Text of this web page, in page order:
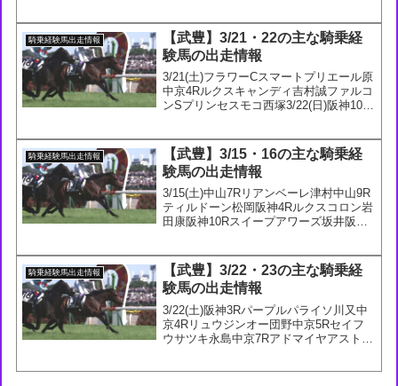
佑東京12Rラパンチュールルメー...
騎乗経験馬出走情報
【武豊】3/21・22の主な騎乗経
験馬の出走情報
3/21(土)フラワーCスマートプリエール原
中京4Rルクスキャンディ吉村誠ファルコ
ンSプリンセスモコ西塚3/22(日)阪神10Ｒ
中京8Rチムグクル小崎中京9Rアイガ...
騎乗経験馬出走情報
【武豊】3/15・16の主な騎乗経
験馬の出走情報
3/15(土)中山7Rリアンベーレ津村中山9R
ティルドーン松岡阪神4Rルクスコロン岩
田康阪神10Rスイープアワーズ坂井阪神
富田中京4Rメイショウソウセキ角田和中
京...
騎乗経験馬出走情報
【武豊】3/22・23の主な騎乗経
験馬の出走情報
3/22(土)阪神3Rパープルパライソ川又中
京4Rリュウジンオー団野中京5Rセイフ
ウサツキ永島中京7Rアドマイヤアストラ